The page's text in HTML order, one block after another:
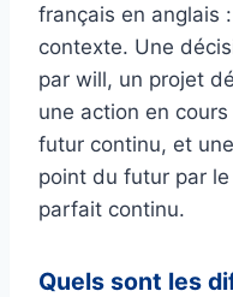
français en anglais
contexte. Une
par will, un projet
une action en
futur continu, et
point du futur par
parfait continu.
Quels sont les